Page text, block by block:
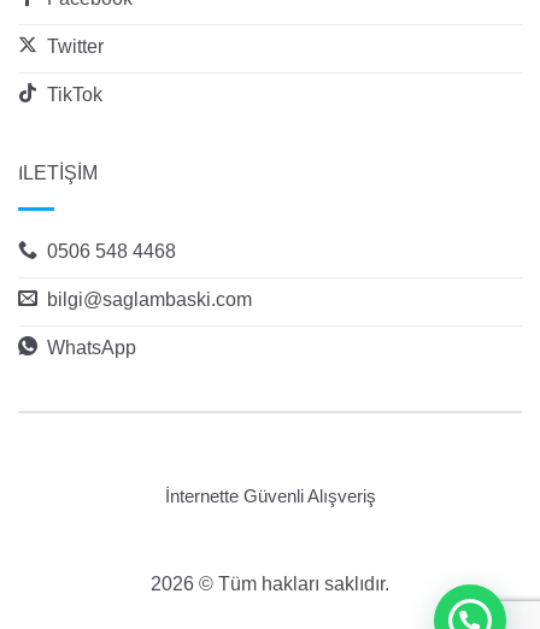
Twitter
TikTok
İLETİŞİM
0506 548 4468
bilgi@saglambaski.com
WhatsApp
İnternette Güvenli Alışveriş
2026 © Tüm hakları saklıdır.